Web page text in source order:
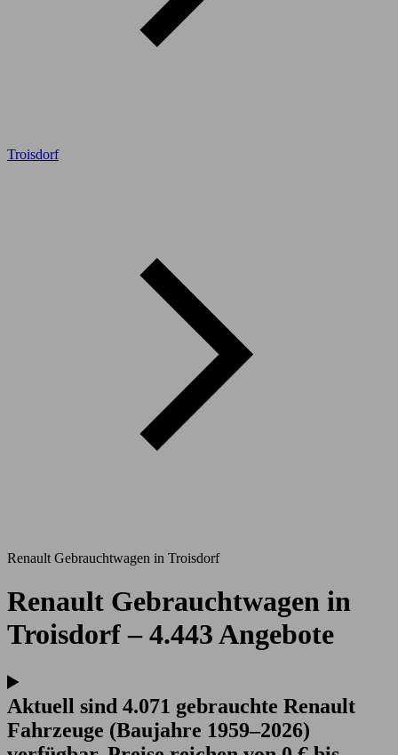
Troisdorf
Renault Gebrauchtwagen in Troisdorf
Renault Gebrauchtwagen in
Troisdorf – 4.443 Angebote
Aktuell sind 4.071 gebrauchte Renault
Fahrzeuge (Baujahre 1959–2026)